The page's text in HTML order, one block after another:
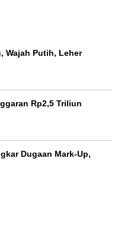
Wajah Putih, Leher
Rp2,5 Triliun
Dugaan Mark-Up,